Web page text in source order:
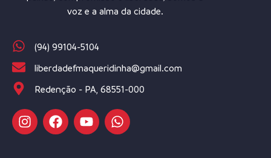
voz e a alma da cidade.
(94) 99104-5104
liberdadefmaqueridinha@gmail.com
Redenção - PA, 68551-000